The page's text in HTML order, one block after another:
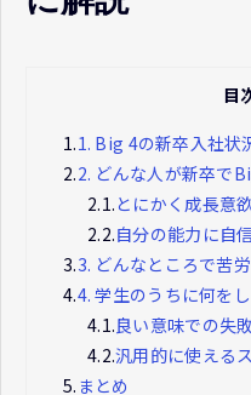
目
1.1. Big 4の新卒入社状
2.2. どんな人が新卒で
2.1.とにかく成長意
2.2.自分の能力に自
3.3. どんなところで苦
4.4. 学生のうちに何を
4.1.良い意味での失
4.2.汎用的に使える
5. まとめ